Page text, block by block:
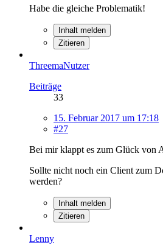
Habe die gleiche Problematik!
Inhalt melden
Zitieren
ThreemaNutzer
Beiträge
33
15. Februar 2017 um 17:18
#27
Bei mir klappt es zum Glück von
Sollte nicht noch ein Client zum
werden?
Inhalt melden
Zitieren
Lenny